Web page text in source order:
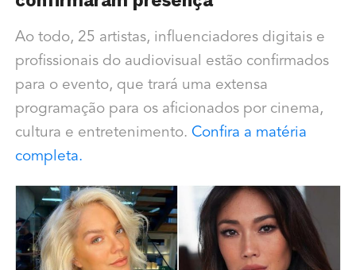
Ao todo, 25 artistas, influenciadores digitais e
profissionais do audiovisual estão confirmados
para o evento, que trará uma extensa
programação para os aficionados por cinema,
cultura e entretenimento. Confira a matéria
completa.